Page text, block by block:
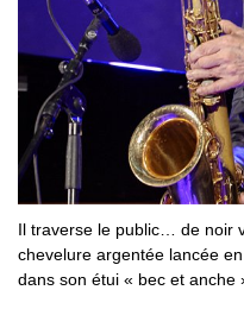
Il traverse le public… de
chevelure argentée lancée
dans son étui « bec et anche